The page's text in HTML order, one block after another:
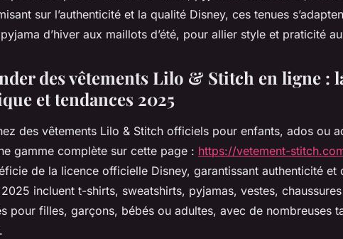
sur l’authenticité et la qualité Disney, ces tenues
d’hiver aux maillots d’été, pour allier style et praticité
des vêtements Lilo & Stitch en ligne :
et tendances 2025
des vêtements Lilo & Stitch officiels pour enfants, ados ou
gamme complète sur cette page : https://vetement-
de la licence officielle Disney, garantissant authenticité et
incluent t-shirts, sweatshirts, pyjamas, vestes,
pour filles, garçons, bébés ou adultes, avec de nombreuses